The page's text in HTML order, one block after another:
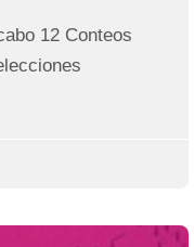
12 Conteos